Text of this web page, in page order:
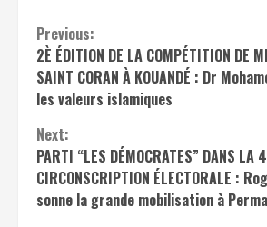
Continue
Reading
Previous:
2È ÉDITION DE LA COMPÉTITION DE
SAINT CORAN À KOUANDÉ : Dr
les valeurs islamiques
Next:
PARTI “LES DÉMOCRATES” DANS LA
CIRCONSCRIPTION ÉLECTORALE :
sonne la grande mobilisation à Perma